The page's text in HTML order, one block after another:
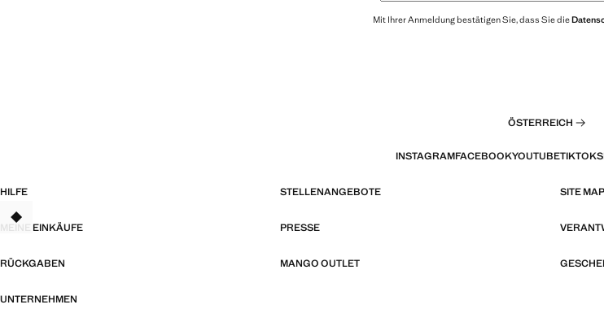
Mit Ihrer Anmeldung bestätigen Sie, dass Sie die
ÖSTERREICH
INSTAGRAMFACEBOOKYOUTUBETIKTOK
HILFE STELLENANGEBOTE SITE MAP
MEINE EINKÄUFE PRESSE
RÜCKGABEN MANGO OUTLET
UNTERNEHMEN